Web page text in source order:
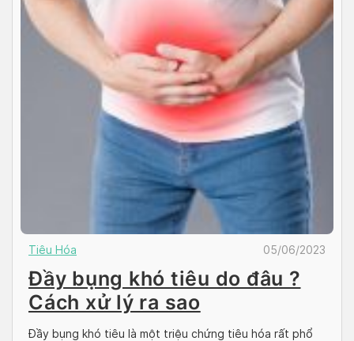
Tiêu Hóa 05/06/2023
Đầy bụng khó tiêu do đâu ?
Cách xử lý ra sao
Đầy bụng khó tiêu là một triệu chứng tiêu hóa rất phổ